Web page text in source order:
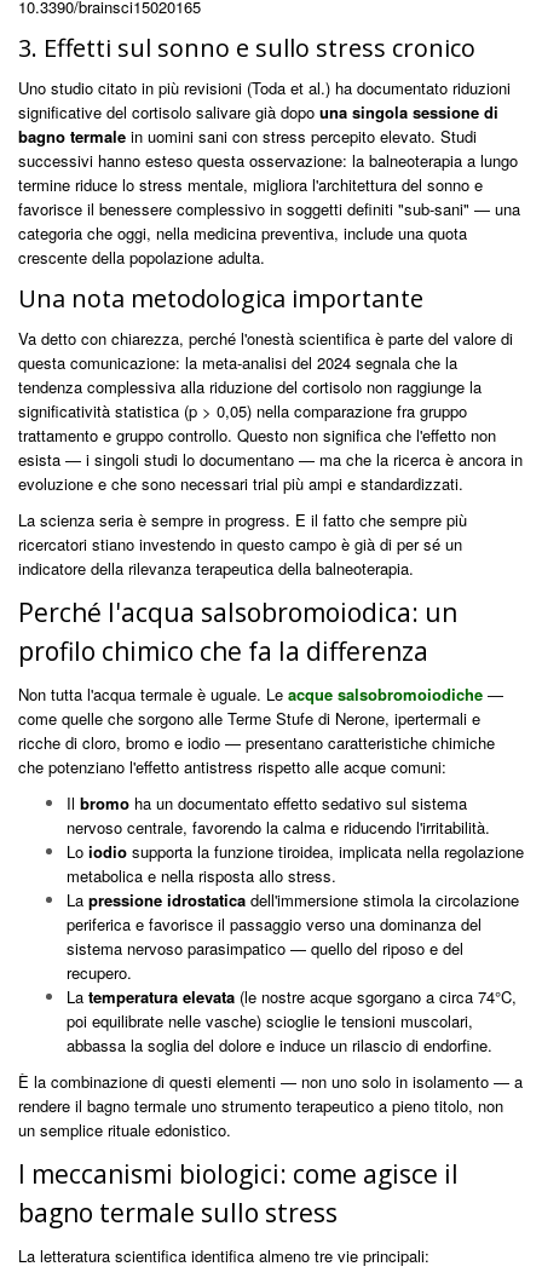
10.3390/brainsci15020165
3. Effetti sul sonno e sullo stress cronico
Uno studio citato in più revisioni (Toda et al.) ha documentato riduzioni
significative del cortisolo salivare già dopo una singola sessione di
bagno termale in uomini sani con stress percepito elevato. Studi
successivi hanno esteso questa osservazione: la balneoterapia a lungo
termine riduce lo stress mentale, migliora l'architettura del sonno e
favorisce il benessere complessivo in soggetti definiti "sub-sani" — una
categoria che oggi, nella medicina preventiva, include una quota
crescente della popolazione adulta.
Una nota metodologica importante
Va detto con chiarezza, perché l'onestà scientifica è parte del valore di
questa comunicazione: la meta-analisi del 2024 segnala che la
tendenza complessiva alla riduzione del cortisolo non raggiunge la
significatività statistica (p > 0,05) nella comparazione fra gruppo
trattamento e gruppo controllo. Questo non significa che l'effetto non
esista — i singoli studi lo documentano — ma che la ricerca è ancora in
evoluzione e che sono necessari trial più ampi e standardizzati.
La scienza seria è sempre in progress. E il fatto che sempre più
ricercatori stiano investendo in questo campo è già di per sé un
indicatore della rilevanza terapeutica della balneoterapia.
Perché l'acqua salsobromoiodica: un
profilo chimico che fa la differenza
Non tutta l'acqua termale è uguale. Le acque salsobromoiodiche —
come quelle che sorgono alle Terme Stufe di Nerone, ipertermali e
ricche di cloro, bromo e iodio — presentano caratteristiche chimiche
che potenziano l'effetto antistress rispetto alle acque comuni:
Il bromo ha un documentato effetto sedativo sul sistema
nervoso centrale, favorendo la calma e riducendo l'irritabilità.
Lo iodio supporta la funzione tiroidea, implicata nella regolazione
metabolica e nella risposta allo stress.
La pressione idrostatica dell'immersione stimola la circolazione
periferica e favorisce il passaggio verso una dominanza del
sistema nervoso parasimpatico — quello del riposo e del
recupero.
La temperatura elevata (le nostre acque sgorgano a circa 74°C,
poi equilibrate nelle vasche) scioglie le tensioni muscolari,
abbassa la soglia del dolore e induce un rilascio di endorfine.
È la combinazione di questi elementi — non uno solo in isolamento — a
rendere il bagno termale uno strumento terapeutico a pieno titolo, non
un semplice rituale edonistico.
I meccanismi biologici: come agisce il
bagno termale sullo stress
La letteratura scientifica identifica almeno tre vie principali: